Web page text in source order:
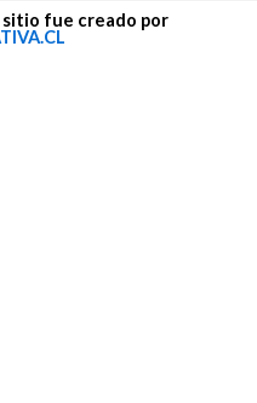
sitio fue creado por